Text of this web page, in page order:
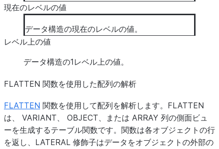
現在のレベルの値
データ構造の現在のレベルの値。
レベル上の値
データ構造の1レベル上の値。
FLATTEN 関数を使用した配列の解析
FLATTEN 関数を使用して配列を解析します。FLATTEN
は、 VARIANT、 OBJECT、または ARRAY 列の側面ビュ
ーを生成するテーブル関数です。関数は各オブジェクトの行
を返し、LATERAL 修飾子はデータをオブジェクトの外部の